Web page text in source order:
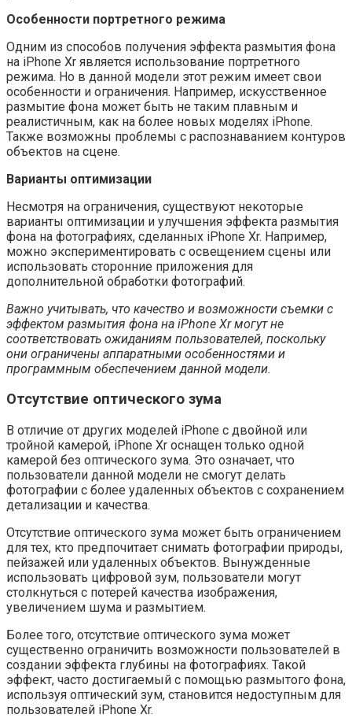
Особенности портретного режима
Одним из способов получения эффекта размытия фона
на iPhone Xr является использование портретного
режима. Но в данной модели этот режим имеет свои
особенности и ограничения. Например, искусственное
размытие фона может быть не таким плавным и
реалистичным, как на более новых моделях iPhone.
Также возможны проблемы с распознаванием контуров
объектов на сцене.
Варианты оптимизации
Несмотря на ограничения, существуют некоторые
варианты оптимизации и улучшения эффекта размытия
фона на фотографиях, сделанных iPhone Xr. Например,
можно экспериментировать с освещением сцены или
использовать сторонние приложения для
дополнительной обработки фотографий.
Важно учитывать, что качество и возможности съемки с
эффектом размытия фона на iPhone Xr могут не
соответствовать ожиданиям пользователей, поскольку
они ограничены аппаратными особенностями и
программным обеспечением данной модели.
Отсутствие оптического зума
В отличие от других моделей iPhone с двойной или
тройной камерой, iPhone Xr оснащен только одной
камерой без оптического зума. Это означает, что
пользователи данной модели не смогут делать
фотографии с более удаленных объектов с сохранением
детализации и качества.
Отсутствие оптического зума может быть ограничением
для тех, кто предпочитает снимать фотографии природы,
пейзажей или удаленных объектов. Вынужденные
использовать цифровой зум, пользователи могут
столкнуться с потерей качества изображения,
увеличением шума и размытием.
Более того, отсутствие оптического зума может
существенно ограничить возможности пользователей в
создании эффекта глубины на фотографиях. Такой
эффект, часто достигаемый с помощью размытого фона,
используя оптический зум, становится недоступным для
пользователей iPhone Xr.